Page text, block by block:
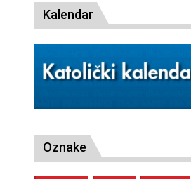
Kalendar
Oznake